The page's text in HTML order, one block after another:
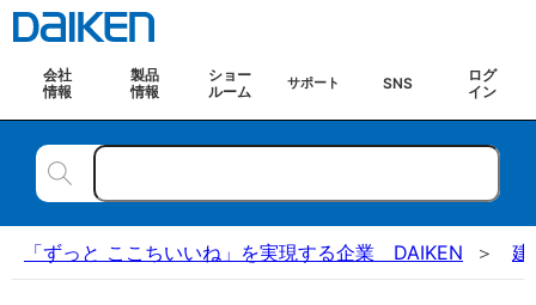
会社
情報
製品
情報
ショー
ルーム
サポート SNS
ログ
イン
「ずっと ここちいいね」を実現する企業 DAIKEN 建